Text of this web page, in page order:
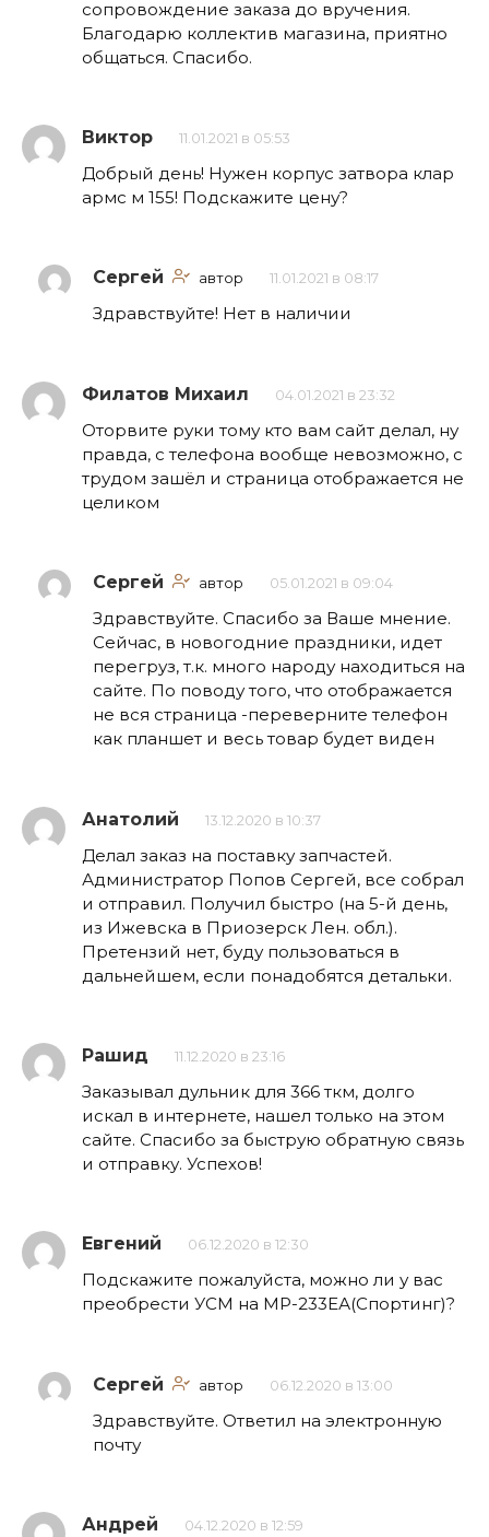
сопровождение заказа до вручения.
Благодарю коллектив магазина, приятно
общаться. Спасибо.
Виктор 11.01.2021 в 05:53
Добрый день! Нужен корпус затвора клар
армс м 155! Подскажите цену?
Сергей автор 11.01.2021 в 08:17
Здравствуйте! Нет в наличии
Филатов Михаил 04.01.2021 в 23:32
Оторвите руки тому кто вам сайт делал, ну
правда, с телефона вообще невозможно, с
трудом зашёл и страница отображается не
целиком
Сергей автор 05.01.2021 в 09:04
Здравствуйте. Спасибо за Ваше мнение.
Сейчас, в новогодние праздники, идет
перегруз, т.к. много народу находиться на
сайте. По поводу того, что отображается
не вся страница -переверните телефон
как планшет и весь товар будет виден
Анатолий 13.12.2020 в 10:37
Делал заказ на поставку запчастей.
Администратор Попов Сергей, все собрал
и отправил. Получил быстро (на 5-й день,
из Ижевска в Приозерск Лен. обл.).
Претензий нет, буду пользоваться в
дальнейшем, если понадобятся детальки.
Рашид 11.12.2020 в 23:16
Заказывал дульник для 366 ткм, долго
искал в интернете, нашел только на этом
сайте. Спасибо за быструю обратную связь
и отправку. Успехов!
Евгений 06.12.2020 в 12:30
Подскажите пожалуйста, можно ли у вас
преобрести УСМ на МР-233ЕА(Спортинг)?
Сергей автор 06.12.2020 в 13:00
Здравствуйте. Ответил на электронную
почту
Андрей 04.12.2020 в 12:59